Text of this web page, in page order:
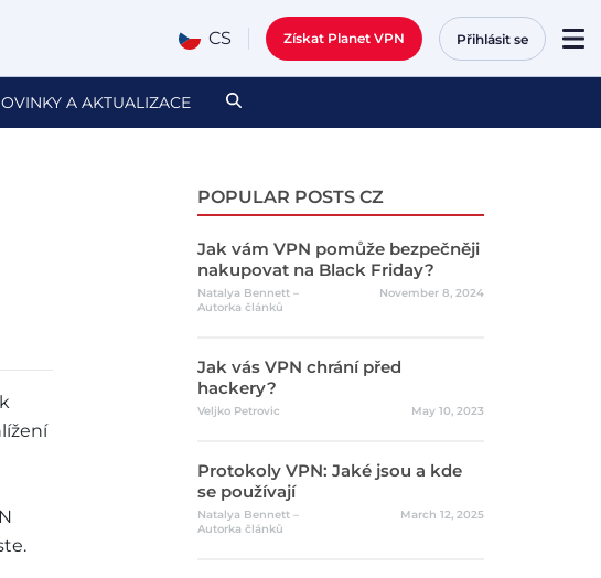
CS Získat Planet VPN Přihlásit se
A AKTUALIZACE
POPULAR POSTS CZ
Jak vám VPN pomůže bezpečněji
nakupovat na Black Friday?
Natalya Bennett –
Autorka článků
November 8, 2024
Jak vás VPN chrání před
hackery?
Veljko Petrovic May 10, 2023
Protokoly VPN: Jaké jsou a kde
se používají
Natalya Bennett –
Autorka článků
March 12, 2025